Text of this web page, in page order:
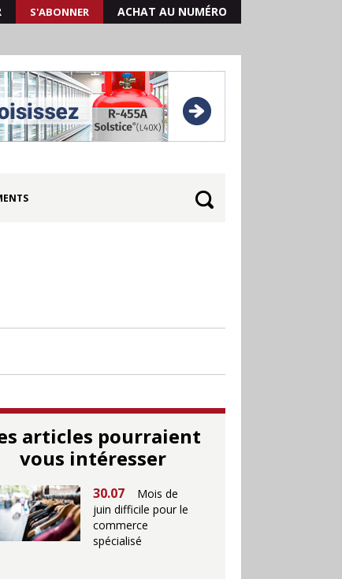
S'ABONNER ACHAT AU NUMÉRO
articles pourraient
vous intéresser
30.07
Mois de
juin difficile pour le
commerce
spécialisé